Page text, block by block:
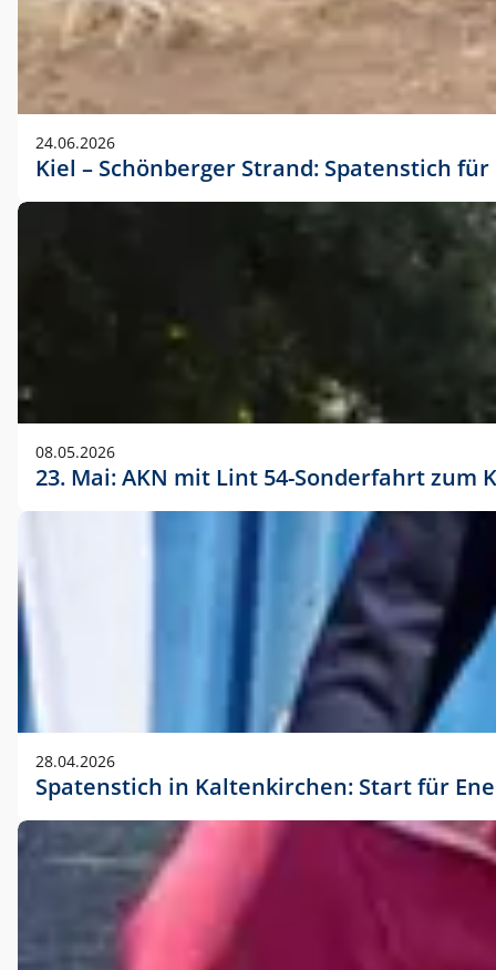
24.06.2026
Kiel – Schönberger Strand: Spatenstich
08.05.2026
23. Mai: AKN mit Lint 54-Sonderfahrt
28.04.2026
Spatenstich in Kaltenkirchen: Start für